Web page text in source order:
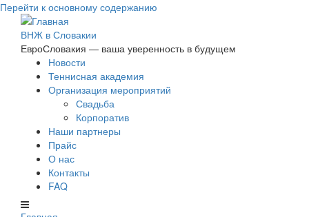
Перейти к основному содержанию
ВНЖ в Словакии
ЕвроСловакия — ваша уверенность в будущем
Новости
Теннисная академия
Организация мероприятий
Свадьба
Корпоратив
Наши партнеры
Прайс
О нас
Контакты
FAQ